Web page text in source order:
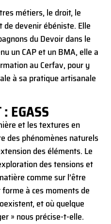
métiers, le droit, le
devenir ébéniste. Elle
du Devoir dans le
un CAP et un BMA, elle a
au Cerfav, pour y
à sa pratique artisanale
EGASS
et les textures en
des phénomènes naturels
des éléments. Le
des tensions et
comme sur l’être
forme à ces moments de
et où quelque
» nous précise-t-elle.